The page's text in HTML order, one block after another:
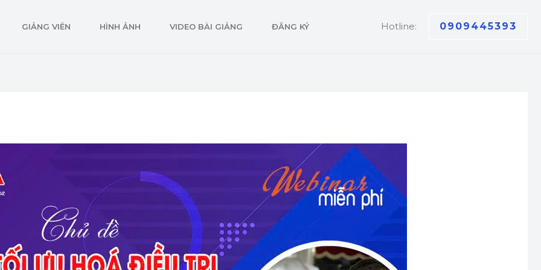
GIẢNG VIÊN HÌNH ẢNH VIDEO BÀI GIẢNG ĐĂNG KÝ Hotline: 0909445393